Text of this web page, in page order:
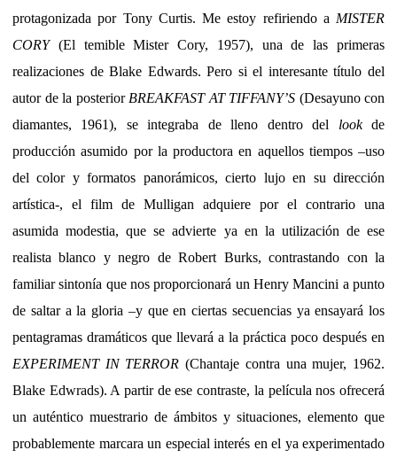
protagonizada por Tony Curtis. Me estoy refiriendo a MISTER
CORY(El temible Mister Cory, 1957), una de las primeras
realizaciones de Blake Edwards. Pero si el interesante título del
autor de la posterior BREAKFAST AT TIFFANY’S (Desayuno con
diamantes, 1961), se integraba de lleno dentro del lookde
producción asumido por la productora en aquellos tiempos –uso
del color y formatos panorámicos, cierto lujo en su dirección
artística-, el film de Mulligan adquiere por el contrario una
asumida modestia, que se advierte ya en la utilización de ese
realista blanco y negro de Robert Burks, contrastando con la
familiar sintonía que nos proporcionará un Henry Mancini a punto
de saltar a la gloria –y que en ciertas secuencias ya ensayará los
pentagramas dramáticos que llevará a la práctica poco después en
EXPERIMENT IN TERROR (Chantaje contra una mujer, 1962.
Blake Edwrads). A partir de ese contraste, la película nos ofrecerá
un auténtico muestrario de ámbitos y situaciones, elemento que
probablemente marcara un especial interés en el ya experimentado